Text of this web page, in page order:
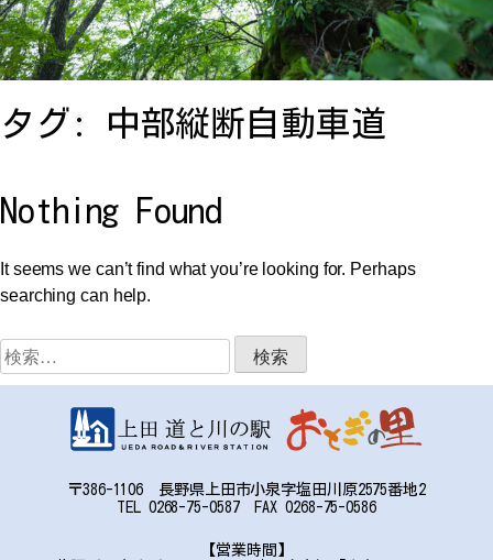
防災・環境整備
〒386-1106
長野県上田市小泉字塩田川原2575番地2
TEL:0268-75-0587 FAX:0268-75-0586
タグ: 中部縦断自動車道
Nothing Found
It seems we can’t find what you’re looking for. Perhaps
searching can help.
検
索:
〒386-1106 長野県上田市小泉字塩田川原2575番地2
TEL 0268-75-0587 FAX 0268-75-0586
【営業時間】